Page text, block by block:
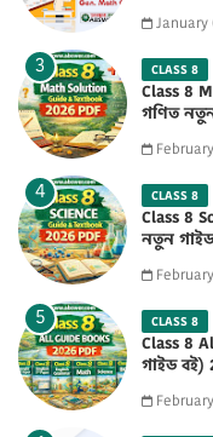
January
CLASS 8
Class 8
গণিত
CLASS 8
Class 8
নতুন
CLASS 8
Class 8
গাইড বই)